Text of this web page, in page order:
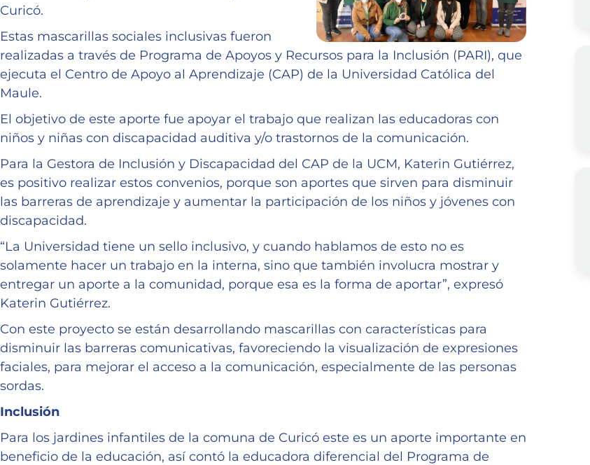
Curicó.
Estas mascarillas sociales inclusivas fueron
realizadas a través de Programa de Apoyos y Recursos para la Inclusión (PARI), que
ejecuta el Centro de Apoyo al Aprendizaje (CAP) de la Universidad Católica del
Maule.
El objetivo de este aporte fue apoyar el trabajo que realizan las educadoras con
niños y niñas con discapacidad auditiva y/o trastornos de la comunicación.
Para la Gestora de Inclusión y Discapacidad del CAP de la UCM, Katerin Gutiérrez,
es positivo realizar estos convenios, porque son aportes que sirven para disminuir
las barreras de aprendizaje y aumentar la participación de los niños y jóvenes con
discapacidad.
“La Universidad tiene un sello inclusivo, y cuando hablamos de esto no es
solamente hacer un trabajo en la interna, sino que también involucra mostrar y
entregar un aporte a la comunidad, porque esa es la forma de aportar”, expresó
Katerin Gutiérrez.
Con este proyecto se están desarrollando mascarillas con características para
disminuir las barreras comunicativas, favoreciendo la visualización de expresiones
faciales, para mejorar el acceso a la comunicación, especialmente de las personas
sordas.
Inclusión
Para los jardines infantiles de la comuna de Curicó este es un aporte importante en
beneficio de la educación, así contó la educadora diferencial del Programa de